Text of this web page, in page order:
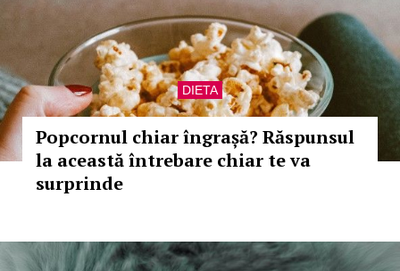
DIETA
Popcornul chiar îngrașă? Răspunsul
la această întrebare chiar te va
surprinde